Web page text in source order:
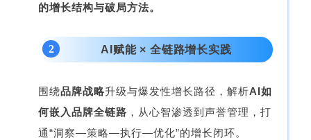
的增长结构与破局方法。
2 AI赋能 × 全链路增长实践
围绕品牌战略升级与爆发性增长路径，解析AI如
何嵌入品牌全链路 ，从心智渗透到声誉管理，打
通“洞察—策略—执行—优化”的增长闭环。